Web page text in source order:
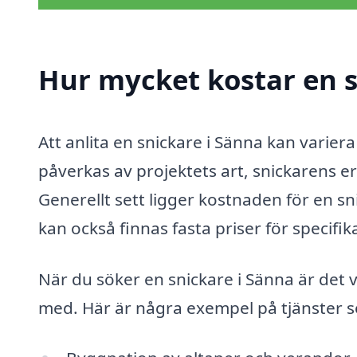
Hur mycket kostar en
Att anlita en snickare i Sänna kan
påverkas av projektets art, snickarens
Generellt sett ligger kostnaden för en
kan också finnas fasta priser för
När du söker en snickare i Sänna är
med. Här är några exempel på tjänster